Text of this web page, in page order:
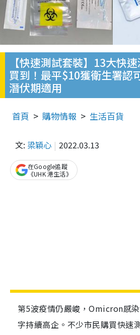
【快速測試套裝】13大快
買到！最平$10獲衛生署認
潛伏期適用
首頁 購物情報 生活百貨
文: 梁穎心 2022.03.13
在Google追蹤
《UHK 港生活》
第5波疫情仍嚴峻，Omicron感
字持續高企。不少市民購買快速